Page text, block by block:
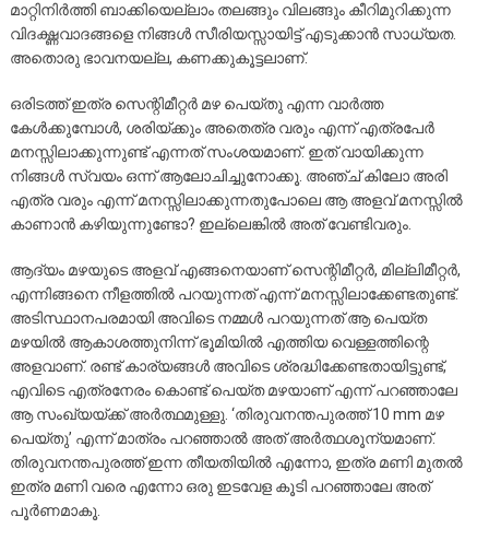
മാറ്റിനിർത്തി ബാക്കിയെല്ലാം തലങ്ങും വിലങ്ങും കീറിമുറിക്കുന്ന
വിദഗ്ദ്ധവാദങ്ങളെ നിങ്ങൾ സീരിയസ്സായിട്ട് എടുക്കാൻ സാധ്യത.
അതൊരു ഭാവനയല്ല, കണക്കുകൂട്ടലാണ്.
ഒരിടത്ത് ഇത്ര സെന്റിമീറ്റർ മഴ പെയ്തു എന്ന വാർത്ത
കേൾക്കുമ്പോൾ, ശരിയ്ക്കും അതെത്ര വരും എന്ന് എത്രപേർ
മനസ്സിലാക്കുന്നുണ്ട് എന്നത് സംശയമാണ്. ഇത് വായിക്കുന്ന
നിങ്ങൾ സ്വയം ഒന്ന് ആലോചിച്ചുനോക്കൂ. അഞ്ച് കിലോ അരി
എത്ര വരും എന്ന് മനസ്സിലാക്കുന്നതുപോലെ ആ അളവ് മനസ്സിൽ
കാണാൻ കഴിയുന്നുണ്ടോ? ഇല്ലെങ്കിൽ അത് വേണ്ടിവരും.
ആദ്യം മഴയുടെ അളവ് എങ്ങനെയാണ് സെന്റിമീറ്റർ, മില്ലിമീറ്റർ,
എന്നിങ്ങനെ നീളത്തിൽ പറയുന്നത് എന്ന് മനസ്സിലാക്കേണ്ടതുണ്ട്.
അടിസ്ഥാനപരമായി അവിടെ നമ്മൾ പറയുന്നത് ആ പെയ്ത
മഴയിൽ ആകാശത്തുനിന്ന് ഭൂമിയിൽ എത്തിയ വെള്ളത്തിന്റെ
അളവാണ്. രണ്ട് കാര്യങ്ങൾ അവിടെ ശ്രദ്ധിക്കേണ്ടതായിട്ടുണ്ട്,
എവിടെ എത്രനേരം കൊണ്ട് പെയ്ത മഴയാണ് എന്ന് പറഞ്ഞാലേ
ആ സംഖ്യയ്ക്ക് അർത്ഥമുള്ളു. ‘തിരുവനന്തപുരത്ത് 10 mm മഴ
പെയ്തു’ എന്ന് മാത്രം പറഞ്ഞാൽ അത് അർത്ഥശൂന്യമാണ്.
തിരുവനന്തപുരത്ത് ഇന്ന തീയതിയിൽ എന്നോ, ഇത്ര മണി മുതൽ
ഇത്ര മണി വരെ എന്നോ ഒരു ഇടവേള കൂടി പറഞ്ഞാലേ അത്
പൂർണമാകൂ.